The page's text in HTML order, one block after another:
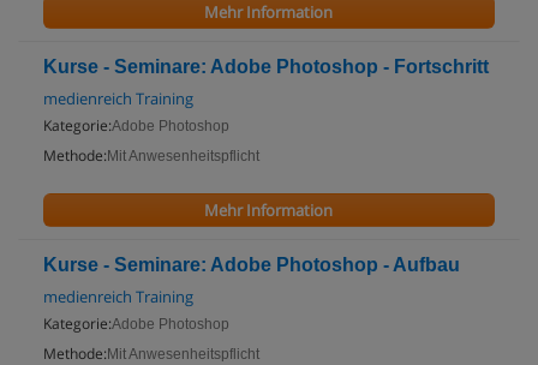
Mehr Information
Kurse - Seminare: Adobe Photoshop - Fortschritt
medienreich Training
Kategorie:Adobe Photoshop
Methode: Mit Anwesenheitspflicht
Mehr Information
Kurse - Seminare: Adobe Photoshop - Aufbau
medienreich Training
Kategorie:Adobe Photoshop
Methode: Mit Anwesenheitspflicht